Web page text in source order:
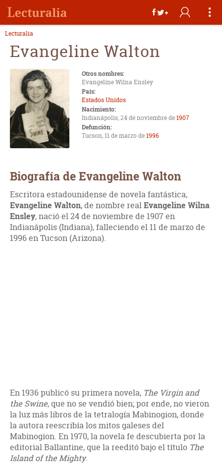
Lecturalia
Evangeline Walton
Otros nombres:
Evangeline Wilna Ensley
País:
Estados Unidos
Nacimiento:
Indianápolis, 24 de noviembre de1907
Defunción:
Tucson, 11 de marzo de1996
Biografía de Evangeline Walton
Escritora estadounidense de novela fantástica,
Evangeline Walton, de nombre realEvangeline Wilna
Ensley, nació el 24 de noviembre de 1907 en
Indianápolis (Indiana), falleciendo el 11 de marzo de
1996 en Tucson (Arizona).
En 1936 publicó su primera novela, The Virgin and
the Swine, que no se vendió bien; por ende, no vieron
la luz más libros de la tetralogía Mabinogion, donde
la autora reescribía los mitos galeses del
Mabinogion. En 1970, la novela fe descubierta por la
editorial Ballantine, que la reeditó bajo el título The
Island of the Mighty.